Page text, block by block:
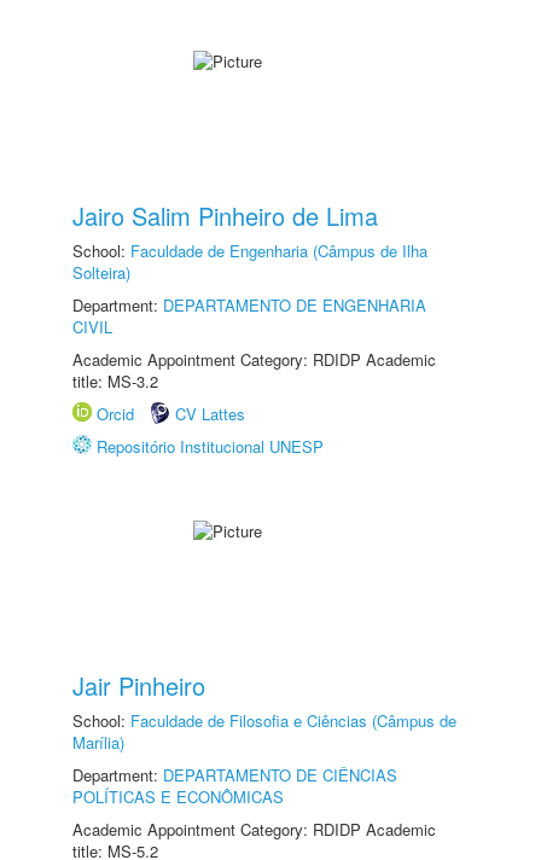
Jairo Salim Pinheiro de Lima
School: Faculdade de Engenharia (Câmpus de Ilha
Solteira)
Department: DEPARTAMENTO DE ENGENHARIA
CIVIL
Academic Appointment Category: RDIDP Academic
title: MS-3.2
Orcid
CV Lattes
Repositório Institucional UNESP
Jair Pinheiro
School: Faculdade de Filosofia e Ciências (Câmpus de
Marília)
Department: DEPARTAMENTO DE CIÊNCIAS
POLÍTICAS E ECONÔMICAS
Academic Appointment Category: RDIDP Academic
title: MS-5.2